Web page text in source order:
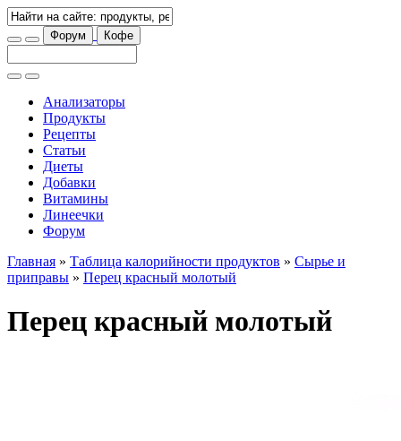
Форум Кофе
Анализаторы
Продукты
Рецепты
Статьи
Диеты
Добавки
Витамины
Линеечки
Форум
Главная » Таблица калорийности продуктов » Сырье и
приправы » Перец красный молотый
Перец красный молотый